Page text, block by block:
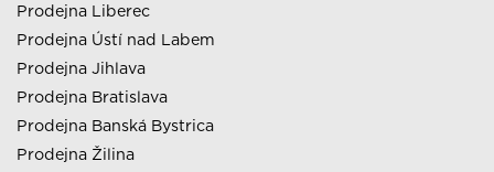
Prodejna Liberec
Prodejna Ústí nad Labem
Prodejna Jihlava
Prodejna Bratislava
Prodejna Banská Bystrica
Prodejna Žilina